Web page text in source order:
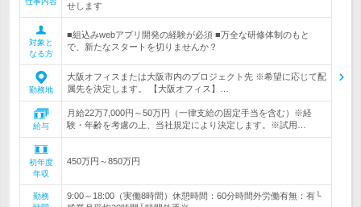
せします
対象と
なる方
■組込みwebアプリ開発の経験が必須 ■万全な研修体制のもと
で、新たなスタートを切りませんか？
勤務地
大阪オフィスまたは大阪市内のプロジェクト先 ※希望に応じて配
属先を決定します。 【大阪オフィス】…
給与
月給22万7,000円～50万円（一律支給の固定手当を含む）※経
験・年齢を考慮の上、当社規定により決定します。※試用…
初年度
年収
450万円～850万円
勤務
9:00～18:00（実働8時間）休憩時間：60分時間外労働有無：有└